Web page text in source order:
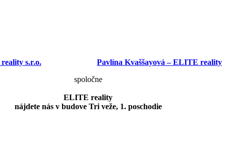
s.r.o.
Pavlína Kvaššayová – ELITE reality
spoločne
ELITE reality
nájdete nás v budove Tri veže, 1. poschodie